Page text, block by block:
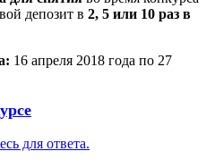
депозит в 2, 5 или 10 раз в
16 апреля 2018 года по 27
для ответа.